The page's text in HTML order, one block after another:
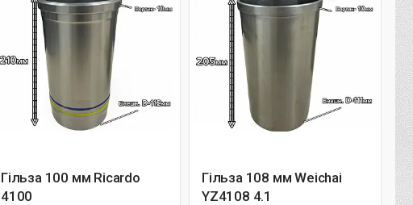
Гільза 100 мм Ricardo
4100
Гільза 108 мм Weichai
YZ4108 4.1